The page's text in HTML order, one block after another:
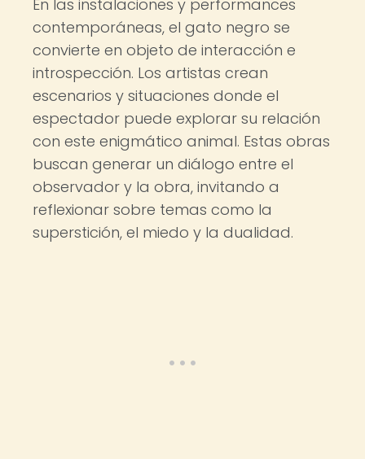
En las instalaciones y performances
contemporáneas, el gato negro se
convierte en objeto de interacción e
introspección. Los artistas crean
escenarios y situaciones donde el
espectador puede explorar su relación
con este enigmático animal. Estas obras
buscan generar un diálogo entre el
observador y la obra, invitando a
reflexionar sobre temas como la
superstición, el miedo y la dualidad.